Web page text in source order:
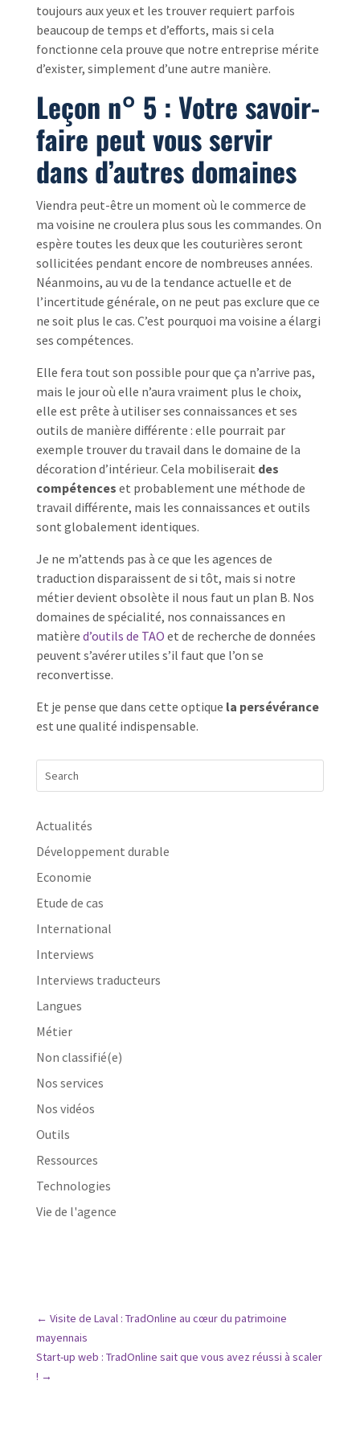
toujours aux yeux et les trouver requiert parfois
beaucoup de temps et d’efforts, mais si cela
fonctionne cela prouve que notre entreprise mérite
d’exister, simplement d’une autre manière.
Leçon n° 5 : Votre savoir-
faire peut vous servir
dans d’autres domaines
Viendra peut-être un moment où le commerce de
ma voisine ne croulera plus sous les commandes. On
espère toutes les deux que les couturières seront
sollicitées pendant encore de nombreuses années.
Néanmoins, au vu de la tendance actuelle et de
l’incertitude générale, on ne peut pas exclure que ce
ne soit plus le cas. C’est pourquoi ma voisine a élargi
ses compétences.
Elle fera tout son possible pour que ça n’arrive pas,
mais le jour où elle n’aura vraiment plus le choix,
elle est prête à utiliser ses connaissances et ses
outils de manière différente : elle pourrait par
exemple trouver du travail dans le domaine de la
décoration d’intérieur. Cela mobiliserait des
compétences et probablement une méthode de
travail différente, mais les connaissances et outils
sont globalement identiques.
Je ne m’attends pas à ce que les agences de
traduction disparaissent de si tôt, mais si notre
métier devient obsolète il nous faut un plan B. Nos
domaines de spécialité, nos connaissances en
matière d’outils de TAO et de recherche de données
peuvent s’avérer utiles s’il faut que l’on se
reconvertisse.
Et je pense que dans cette optique la persévérance
est une qualité indispensable.
Actualités
Développement durable
Economie
Etude de cas
International
Interviews
Interviews traducteurs
Langues
Métier
Non classifié(e)
Nos services
Nos vidéos
Outils
Ressources
Technologies
Vie de l'agence
← Visite de Laval : TradOnline au cœur du patrimoine
mayennais
Start-up web : TradOnline sait que vous avez réussi à scaler
! →